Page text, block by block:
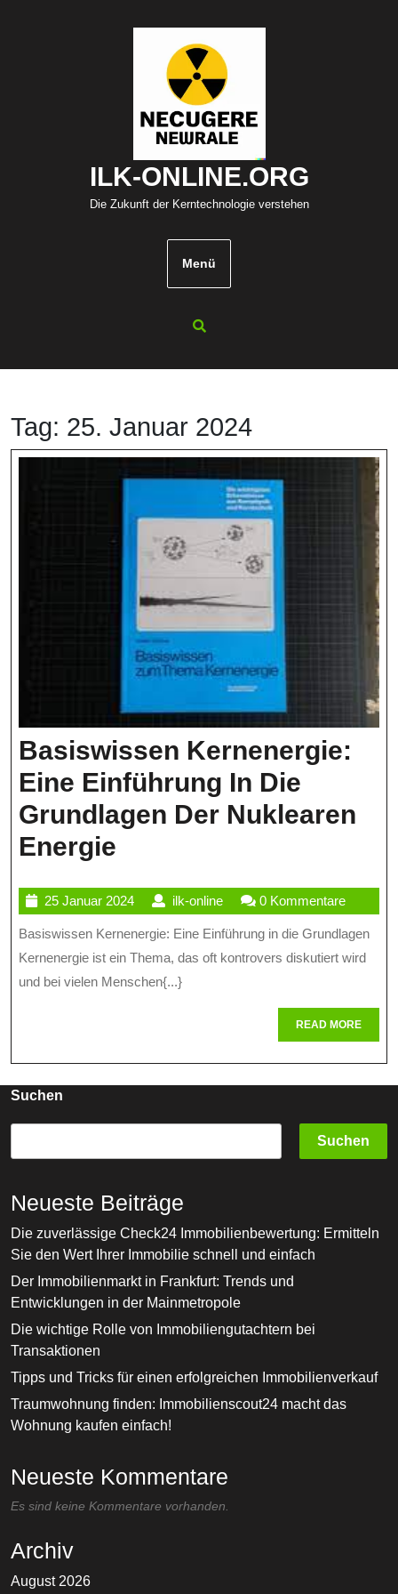
ILK-ONLINE.ORG
Die Zukunft der Kerntechnologie verstehen
Menü
Tag: 25. Januar 2024
Basiswissen Kernenergie:
Eine Einführung In Die
Grundlagen Der Nuklearen
Energie
Eine
Einführung
In
Der
Energie
25 Januar 202425
Januar
2024
ilk-onlineilk-
online
0 Kommentare
Basiswissen Kernenergie: Eine Einführung in die Grundlagen
Kernenergie ist ein Thema, das oft kontrovers diskutiert wird
und bei vielen Menschen{...}
READ MOREREAD
MORE
Suchen
Suchen
Neueste Beiträge
Die zuverlässige Check24 Immobilienbewertung: Ermitteln
Sie den Wert Ihrer Immobilie schnell und einfach
Der Immobilienmarkt in Frankfurt: Trends und
Entwicklungen in der Mainmetropole
Die wichtige Rolle von Immobiliengutachtern bei
Transaktionen
Tipps und Tricks für einen erfolgreichen Immobilienverkauf
Traumwohnung finden: Immobilienscout24 macht das
Wohnung kaufen einfach!
Neueste Kommentare
Es sind keine Kommentare vorhanden.
Archiv
August 2026